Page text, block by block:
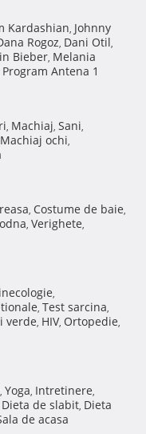
Kardashian, Johnny
Rogoz, Dani Otil,
Bieber, Melania
Program Antena 1
, Machiaj, Sani,
Machiaj ochi,
, Costume de baie,
, Verighete,
,
, Test sarcina,
verde, HIV, Ortopedie,
, Yoga, Intretinere,
Dieta de slabit, Dieta
de acasa